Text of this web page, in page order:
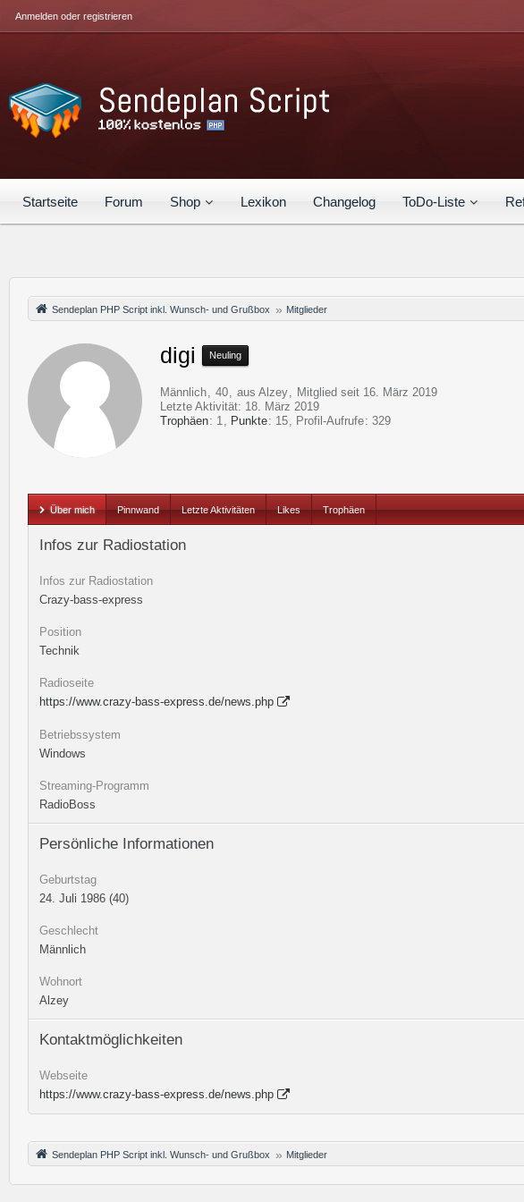
Startseite Forum Shop Lexikon Changelog ToDo-Liste
Anmelden oder registrieren
Sendeplan PHP Script inkl. Wunsch- und Grußbox Mitglieder
digi Neuling
Männlich 40 aus Alzey
Mitglied seit 16. März 2019
Letzte Aktivität: 18. März 2019
Trophäen
1 Punkte 15 Profil-Aufrufe 329
Über mich Pinnwand Letzte Aktivitäten Likes Trophäen
Infos zur Radiostation
Infos zur Radiostation
Crazy-bass-express
Position
Technik
Radioseite
https://www.crazy-bass-express.de/news.php
Betriebssystem
Windows
Streaming-Programm
RadioBoss
Persönliche Informationen
Geburtstag
24. Juli 1986 (40)
Geschlecht
Männlich
Wohnort
Alzey
Kontaktmöglichkeiten
Webseite
https://www.crazy-bass-express.de/news.php
Sendeplan PHP Script inkl. Wunsch- und Grußbox Mitglieder